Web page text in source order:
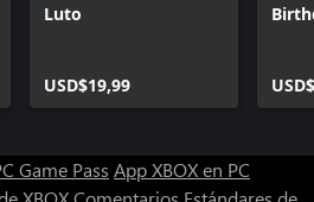
Luto
USD$19,99
Game Pass App XBOX en PC